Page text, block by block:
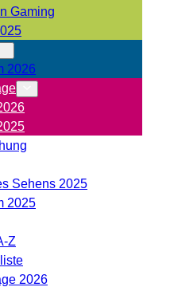
Gaming
2026
Sehens 2025
2025
Z
2026